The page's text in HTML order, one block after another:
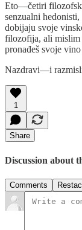
Eto—četiri
senzualni
dobijaju svoje
filozofija, ali mislim
pronađeš svoje
Nazdravi—i
1
Share
Discussion about
Comments